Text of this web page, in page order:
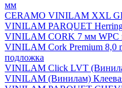
мм
CERAMO VINILAM XXL
VINILAM PARQUET
VINILAM CORK 7 мм WPC
VINILAM Cork Premium 8,0
подложка
VINILAM Click LVT
VINILAM (Винилам)